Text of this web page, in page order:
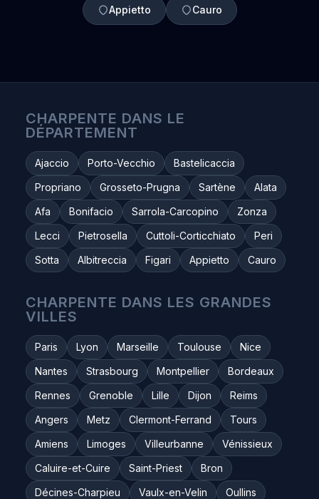
Appietto Cauro
CHARPENTE DANS LE
DÉPARTEMENT
Ajaccio Porto-Vecchio
Bastelicaccia
Propriano
Grosseto-Prugna Sartène
Alata
Afa
Bonifacio Sarrola-Carcopino
Zonza
Lecci
Pietrosella Cuttoli-Corticchiato
Peri
Sotta
Albitreccia Figari Appietto Cauro
CHARPENTE DANS LES GRANDES
VILLES
Paris Lyon Marseille Toulouse
Nice
Nantes
Strasbourg Montpellier
Bordeaux
Rennes
Grenoble Lille Dijon
Reims
Angers
Metz Clermont-Ferrand
Tours
Amiens
Limoges Villeurbanne
Vénissieux
Caluire-et-Cuire
Saint-Priest
Bron
Décines-Charpieu
Vaulx-en-Velin
Oullins